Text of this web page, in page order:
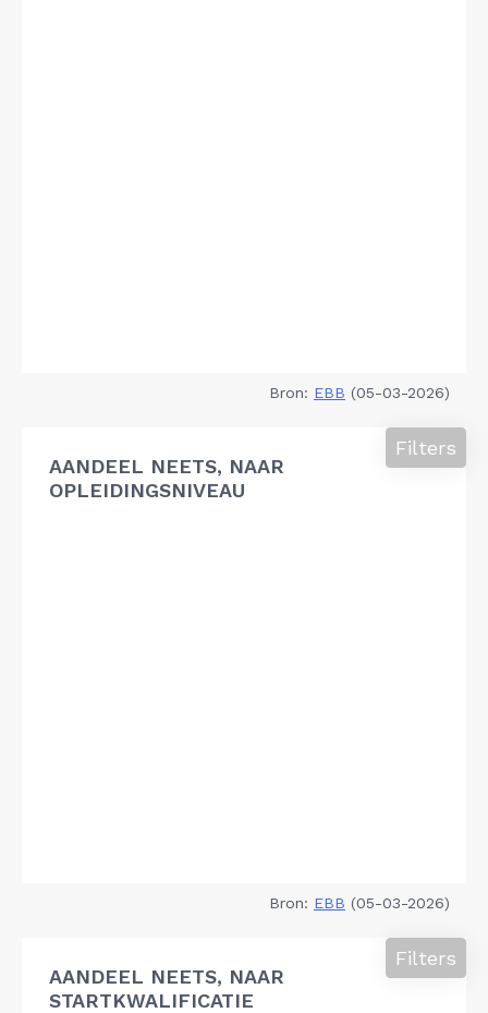
Bron: EBB (05-03-2026)
AANDEEL NEETS, NAAR
OPLEIDINGSNIVEAU
Filters
Bron: EBB (05-03-2026)
AANDEEL NEETS, NAAR
STARTKWALIFICATIE
Filters